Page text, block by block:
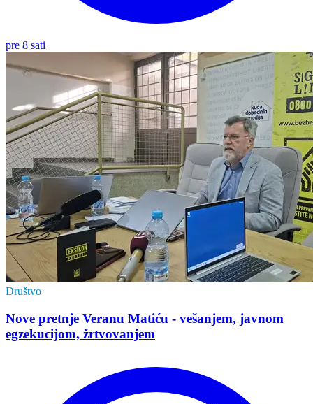
pre 8 sati
Društvo
Nove pretnje Veranu Matiću - vešanjem, javnom
egzekucijom, žrtvovanjem